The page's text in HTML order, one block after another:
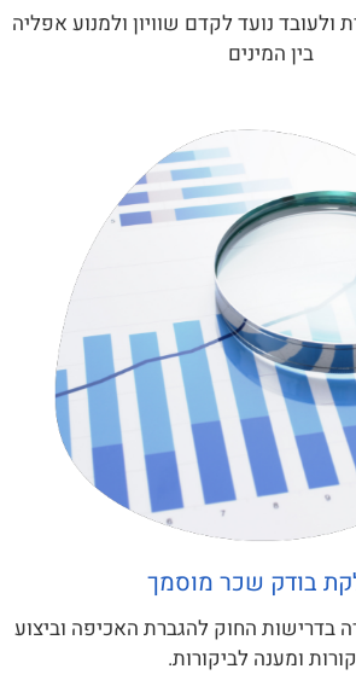
נועד לקדם שוויון ולמנוע אפליה
בין המינים
בודק שכר מוסמך
בדרישות החוק להגברת האכיפה וביצוע
ומענה לביקורות.